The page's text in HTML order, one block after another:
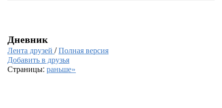
Дневник
Лента друзей /Полная версия
Добавить в друзья
Страницы: раньше»